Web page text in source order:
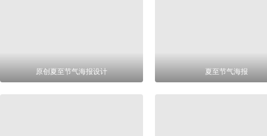
原创夏至节气海报设计 夏至节气海报